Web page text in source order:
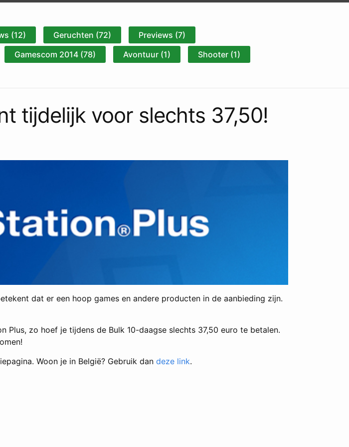
(12) Geruchten (72)
Previews (7)
Gamescom 2014 (78) Avontuur (1)
Shooter (1)
tijdelijk voor slechts 37,50!
dat er een hoop games en andere producten in de aanbieding zijn.
zo hoef je tijdens de Bulk 10-daagse slechts 37,50 euro te betalen.
Woon je in België? Gebruik dan deze link.